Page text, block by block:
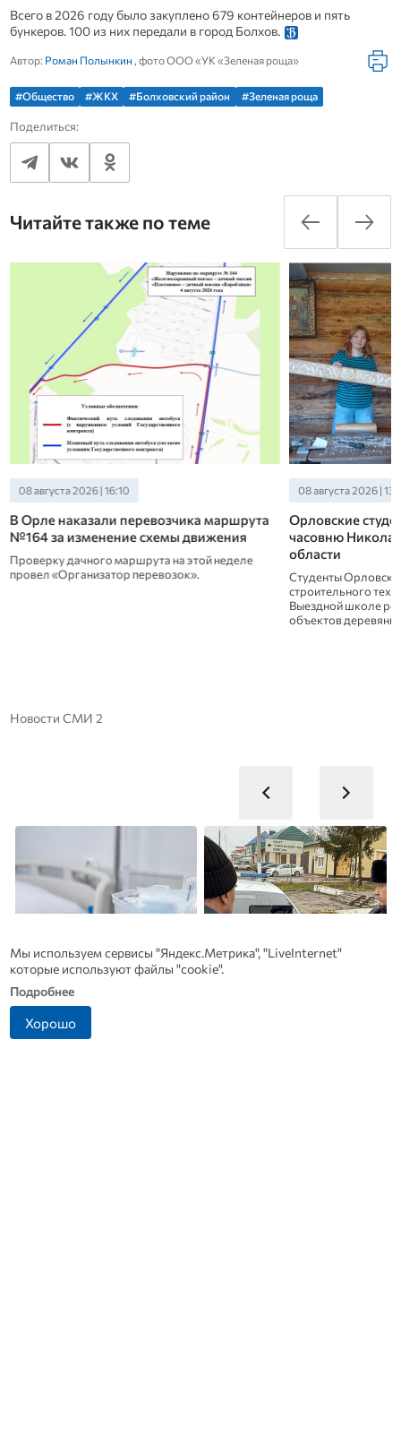
Всего в 2026 году было закуплено 679 контейнеров и пять
бункеров. 100 из них передали в город Болхов.
Автор: Роман Полынкин , фото ООО «УК «Зеленая роща»
#Общество #ЖКХ #Болховский район #Зеленая роща
Поделиться:
Читайте также по теме
08 августа 2026 | 16:10
В Орле наказали перевозчика маршрута
№164 за изменение схемы движения
Проверку дачного маршрута на этой неделе
провел «Организатор перевозок».
08 августа 2026 |
Орловские
часовню
области
Студенты
строительного
Выездной школе
объектов
Новости СМИ 2
Мы используем сервисы "Яндекс.Метрика", "LiveInternet"
которые используют файлы "cookie".
Подробнее
Хорошо